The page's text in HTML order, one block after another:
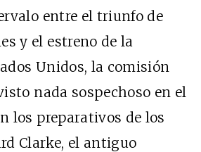
entre el triunfo de
y el estreno de la
Unidos, la comisión
nada sospechoso en el
los preparativos de los
Clarke, el antiguo